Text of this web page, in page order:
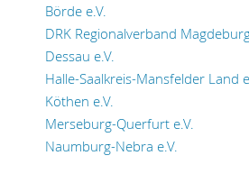
Börde e.V.
DRK Regionalverband
Dessau e.V.
Halle-Saalkreis-Mansfelder Land
Köthen e.V.
Merseburg-Querfurt e.V.
Naumburg-Nebra e.V.